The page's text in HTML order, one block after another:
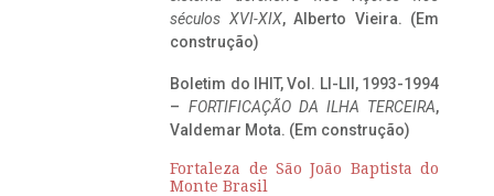
séculos XVI-XIX, Alberto Vieira. (Em
construção)
Boletim do IHIT, Vol. LI-LII, 1993-1994
– FORTIFICAÇÃO DA ILHA TERCEIRA,
Valdemar Mota. (Em construção)
Fortaleza de São João Baptista do
Monte Brasil